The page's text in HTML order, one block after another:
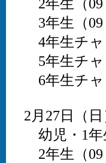
2年生（09
3年生（09
4年生チャ
5年生チャ
6年生チャ
2月27日（日
幼児・1年
2年生（09